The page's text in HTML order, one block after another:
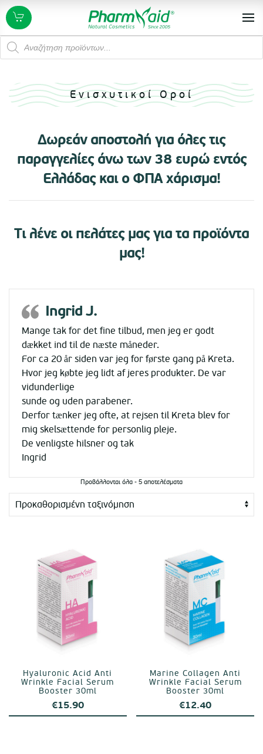
Products
search
Ενισχυτικοί Οροί
Δωρεάν αποστολή για όλες τις
παραγγελίες άνω των 38 ευρώ εντός
Ελλάδας και ο ΦΠΑ χάρισμα!
Τι λένε οι πελάτες μας για τα προϊόντα
μας!
Ingrid J.
Mange tak for det fine tilbud, men jeg er godt
dækket ind til de næste måneder.
For ca 20 år siden var jeg for første gang på Kreta.
Hvor jeg købte jeg lidt af jeres produkter. De var
vidunderlige
sunde og uden parabener.
Derfor tænker jeg ofte, at rejsen til Kreta blev for
mig skelsættende for personlig pleje.
De venligste hilsner og tak
Ingrid
Προβάλλονται όλα - 5 αποτελέσματα
Hyaluronic Acid Anti
Wrinkle Facial Serum
Booster 30ml
€15.90
Marine Collagen Anti
Wrinkle Facial Serum
Booster 30ml
€12.40